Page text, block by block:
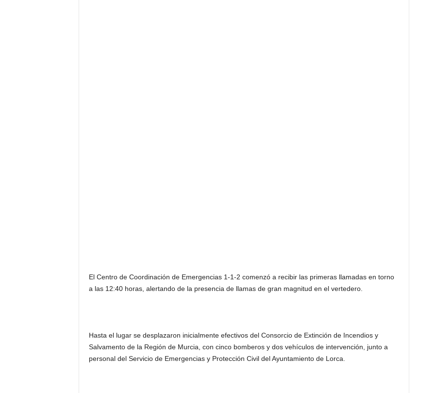
El Centro de Coordinación de Emergencias 1-1-2 comenzó a recibir las primeras llamadas en torno
a las 12:40 horas, alertando de la presencia de llamas de gran magnitud en el vertedero.
Hasta el lugar se desplazaron inicialmente efectivos del Consorcio de Extinción de Incendios y
Salvamento de la Región de Murcia, con cinco bomberos y dos vehículos de intervención, junto a
personal del Servicio de Emergencias y Protección Civil del Ayuntamiento de Lorca.